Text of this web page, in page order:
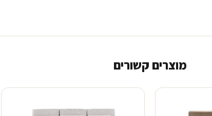
מוצרים קשורים